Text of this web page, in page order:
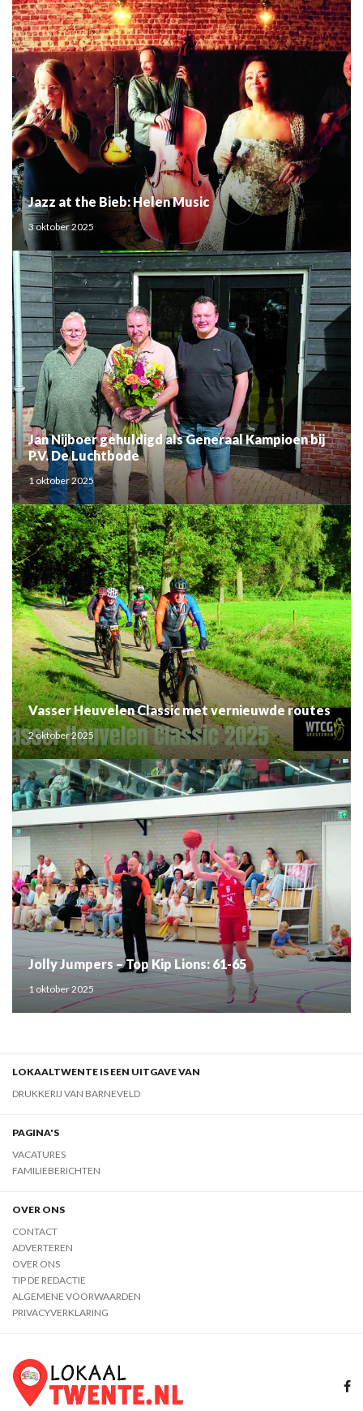
Jazz at the Bieb: Helen Music
3 oktober 2025
Jan Nijboer gehuldigd als Generaal Kampioen bij
P.V. De Luchtbode
1 oktober 2025
Vasser Heuvelen Classic met vernieuwde routes
2 oktober 2025
Jolly Jumpers – Top Kip Lions: 61-65
1 oktober 2025
LOKAALTWENTE IS EEN UITGAVE VAN
DRUKKERIJ VAN BARNEVELD
PAGINA'S
VACATURES
FAMILIEBERICHTEN
OVER ONS
CONTACT
ADVERTEREN
OVER ONS
TIP DE REDACTIE
ALGEMENE VOORWAARDEN
PRIVACYVERKLARING